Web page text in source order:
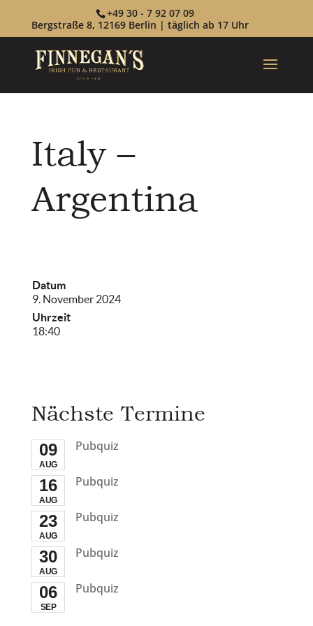
+49 30 - 7 92 07 09
Bergstraße 8, 12169 Berlin | täglich ab 17 Uhr
Italy –
Argentina
Datum
9. November 2024
Uhrzeit
18:40
Nächste Termine
09
AUG
Pubquiz
16
AUG
Pubquiz
23
AUG
Pubquiz
30
AUG
Pubquiz
06
SEP
Pubquiz